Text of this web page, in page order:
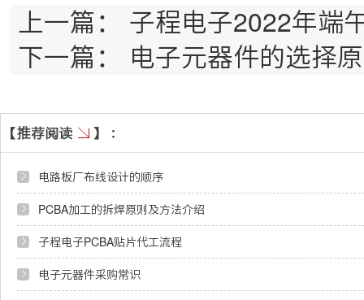
上一篇： 子程电子2022年端
下一篇：
电子元器件的选择
电路板厂布线设计的顺序
PCBA加工的拆焊原则及方法介绍
子程电子PCBA贴片代工流程
电子元器件采购常识